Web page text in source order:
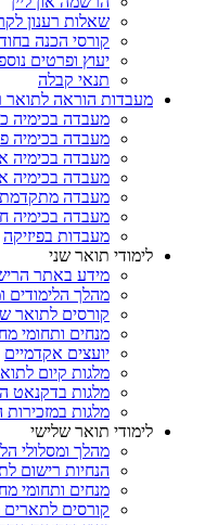
שאלות רענון
קורסי הכנה
יעוץ ופרטים
תנאי קבלה
מעבדות הוראה לתואר
מעבדה בכימיה
מעבדה בכימיה
מעבדה בכימיה
מעבדה בכימיה
מעבדה מתקדמת
מעבדה בכימיה
מעבדות בפיזיקה
לימודי תואר שני
מידע באתר
מהלך הלימודים
קורסים לתואר
מנחים ותחומי
יועצים אקדמיים
מלגות קיום
מלגות בדקנאט
מלגות
לימודי תואר שלישי
מהלך ומסלולי
הנחיות רישום
מנחים ותחומי
קורסים